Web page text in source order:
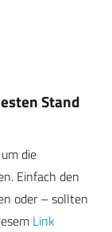
Stand
die
Einfach den
oder – sollten
Link